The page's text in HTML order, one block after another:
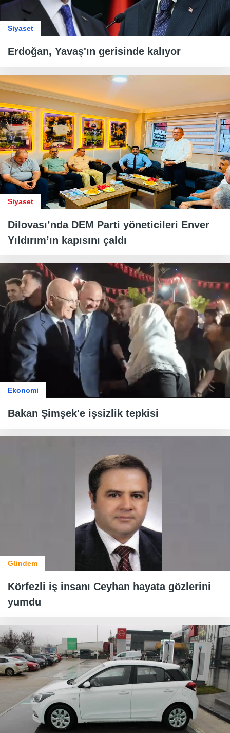
Siyaset
Erdoğan, Yavaş'ın gerisinde kalıyor
Siyaset
Dilovası’nda DEM Parti yöneticileri Enver
Yıldırım’ın kapısını çaldı
Ekonomi
Bakan Şimşek'e işsizlik tepkisi
Gündem
Körfezli iş insanı Ceyhan hayata gözlerini
yumdu